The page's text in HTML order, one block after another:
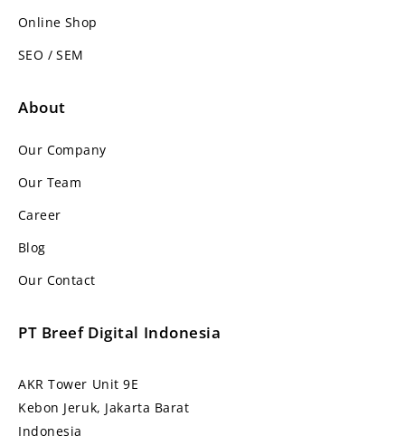
Online Shop
SEO / SEM
About
Our Company
Our Team
Career
Blog
Our Contact
PT Breef Digital Indonesia
AKR Tower Unit 9E
Kebon Jeruk, Jakarta Barat
Indonesia